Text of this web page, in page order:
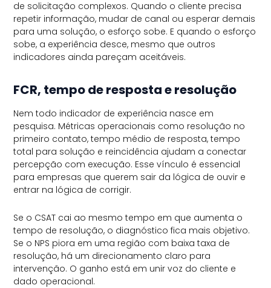
de solicitação complexos. Quando o cliente precisa
repetir informação, mudar de canal ou esperar demais
para uma solução, o esforço sobe. E quando o esforço
sobe, a experiência desce, mesmo que outros
indicadores ainda pareçam aceitáveis.
FCR, tempo de resposta e resolução
Nem todo indicador de experiência nasce em
pesquisa. Métricas operacionais como resolução no
primeiro contato, tempo médio de resposta, tempo
total para solução e reincidência ajudam a conectar
percepção com execução. Esse vínculo é essencial
para empresas que querem sair da lógica de ouvir e
entrar na lógica de corrigir.
Se o CSAT cai ao mesmo tempo em que aumenta o
tempo de resolução, o diagnóstico fica mais objetivo.
Se o NPS piora em uma região com baixa taxa de
resolução, há um direcionamento claro para
intervenção. O ganho está em unir voz do cliente e
dado operacional.